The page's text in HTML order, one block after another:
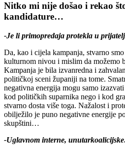
Nitko mi nije došao i rekao
kandidature…
-Je li primopredaja protekla u
Da, kao i cijela kampanja, stvarno
kulturnom nivou i mislim da možemo
Kampanja je bila izvanredna i
političkoj sceni županiji na tome.
negativna energija mogu samo
kod političkih suparnika nego i kod
stvarno dosta više toga. Nažalost i
obilježilo je puno negativne energije
skupštini…
-Uglavnom interne,